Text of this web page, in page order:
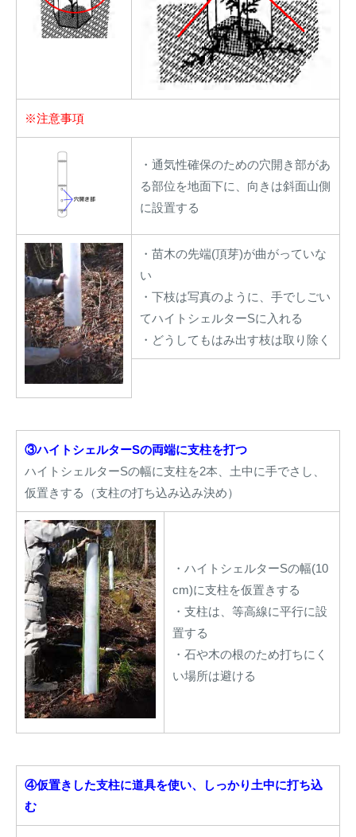
※注意事項
・通気性確保のための穴開き部があ
る部位を地面下に、向きは斜面山側
に設置する
・苗木の先端(頂芽)が曲がっていな
い
・下枝は写真のように、手でしごい
てハイトシェルターSに入れる
・どうしてもはみ出す枝は取り除く
③ハイトシェルターSの両端に支柱を打つ
ハイトシェルターSの幅に支柱を2本、土中に手でさし、
仮置きする（支柱の打ち込み込み決め）
・ハイトシェルターSの幅(10
cm)に支柱を仮置きする
・支柱は、等高線に平行に設
置する
・石や木の根のため打ちにく
い場所は避ける
④仮置きした支柱に道具を使い、しっかり土中に打ち込
む